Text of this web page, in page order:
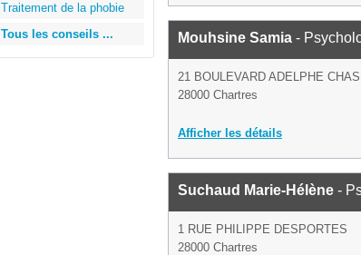
Traitement de la phobie
Tous les conseils ...
Mouhsine Samia -
21 BOULEVARD ADELPHE
28000 Chartres
Afficher les détails
Suchaud Marie-Hélène -
1 RUE PHILIPPE DESPORTES
28000 Chartres